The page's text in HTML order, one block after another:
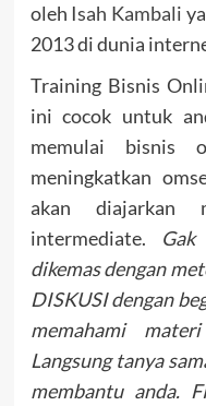
oleh Isah Kambali
2013 di dunia
Training Bisnis
ini cocok untuk
memulai bisnis
meningkatkan
akan diajarkan
intermediate.
dikemas dengan
DISKUSI dengan
memahami
Langsung tanya
membantu anda.